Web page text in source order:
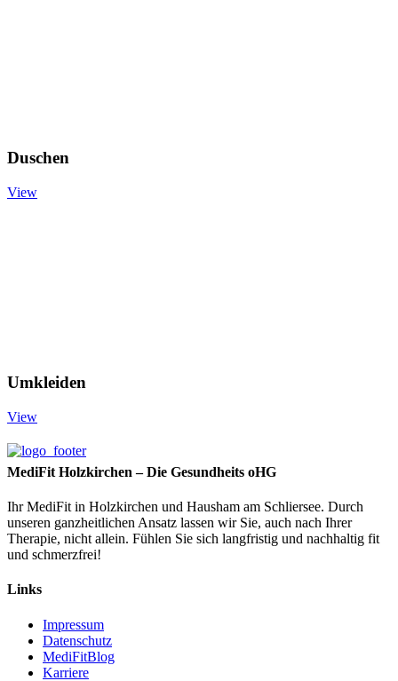
Duschen
View
Umkleiden
View
MediFit Holzkirchen – Die Gesundheits oHG
Ihr MediFit in Holzkirchen und Hausham am Schliersee. Durch
unseren ganzheitlichen Ansatz lassen wir Sie, auch nach Ihrer
Therapie, nicht allein. Fühlen Sie sich langfristig und nachhaltig fit
und schmerzfrei!
Links
Impressum
Datenschutz
MediFitBlog
Karriere